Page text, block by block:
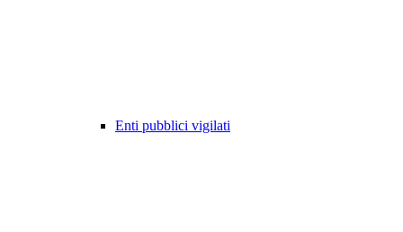
Enti pubblici vigilati